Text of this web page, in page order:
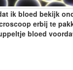
ik bloed bekijk
erbij te
bloed